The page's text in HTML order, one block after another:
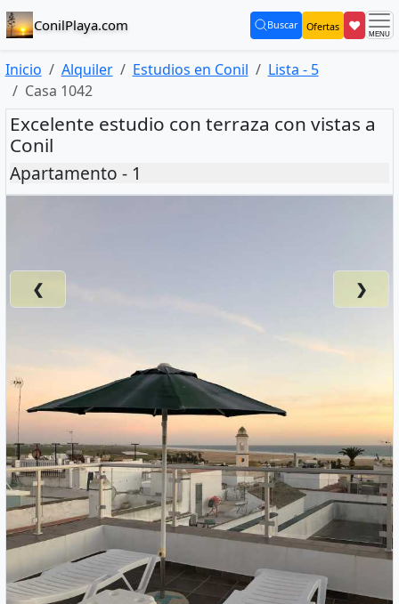
ConilPlaya.com Buscar
(current) Ofertas ❤
Inicio Alquiler Estudios en Conil
Lista - 5
Casa 1042
Excelente estudio con terraza con vistas a
Conil
Apartamento - 1
❮ ❯